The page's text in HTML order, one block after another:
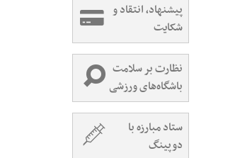
پیشنهاد، انتقاد و
شکایت
نظارت بر سلامت
باشگاه‌های ورزشی
ستاد مبارزه با
دوپینگ